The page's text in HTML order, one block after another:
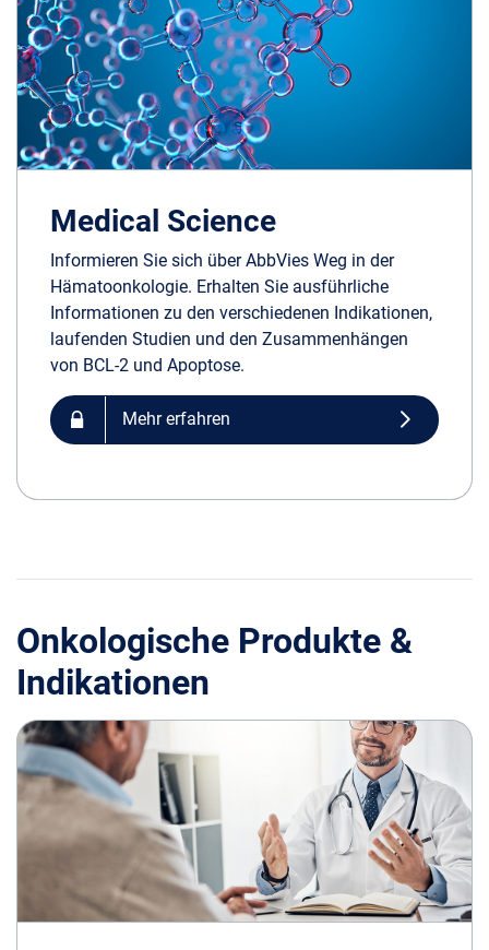
Medical Science
Informieren Sie sich über AbbVies Weg in der
Hämatoonkologie. Erhalten Sie ausführliche
Informationen zu den verschiedenen Indikationen,
laufenden Studien und den Zusammenhängen
von BCL-2 und Apoptose.
Mehr erfahren
Onkologische Produkte &
Indikationen